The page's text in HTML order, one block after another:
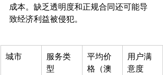
成本。缺乏透明度和正规合同还可能导
城市
服务类
型
平均价
格（澳
用户满
意度